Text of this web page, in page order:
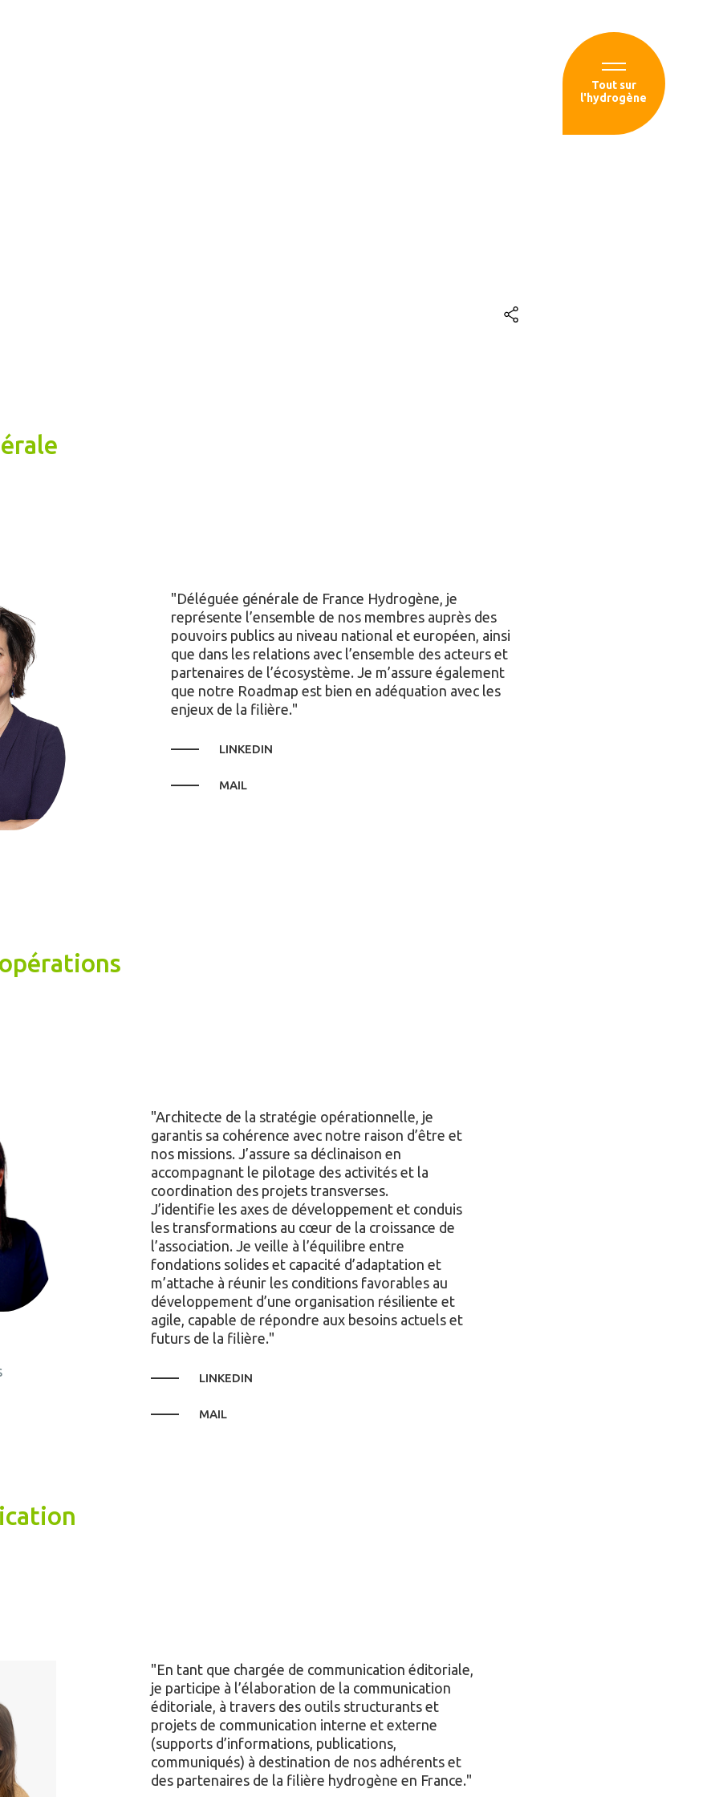
Tout sur
l'hydrogène
Déléguée générale de France Hydrogène, je
représente l’ensemble de nos membres auprès des
pouvoirs publics au niveau national et européen, ainsi
que dans les relations avec l’ensemble des acteurs et
partenaires de l’écosystème. Je m’assure également
que notre Roadmap est bien en adéquation avec les
enjeux de la filière.
LINKEDIN
MAIL
Architecte de la stratégie opérationnelle, je
garantis sa cohérence avec notre raison d’être et
nos missions. J’assure sa déclinaison en
accompagnant le pilotage des activités et la
coordination des projets transverses.
J’identifie les axes de développement et conduis
les transformations au cœur de la croissance de
l’association. Je veille à l’équilibre entre
fondations solides et capacité d’adaptation et
m’attache à réunir les conditions favorables au
développement d’une organisation résiliente et
agile, capable de répondre aux besoins actuels et
futurs de la filière.
LINKEDIN
MAIL
En tant que chargée de communication éditoriale,
je participe à l’élaboration de la communication
éditoriale, à travers des outils structurants et
projets de communication interne et externe
(supports d’informations, publications,
communiqués) à destination de nos adhérents et
des partenaires de la filière hydrogène en France.